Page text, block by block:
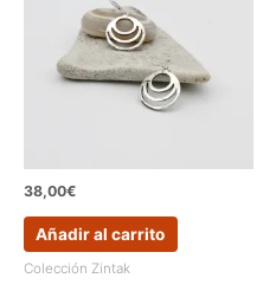
38,00€
Añadir al carrito
Colección Zintak